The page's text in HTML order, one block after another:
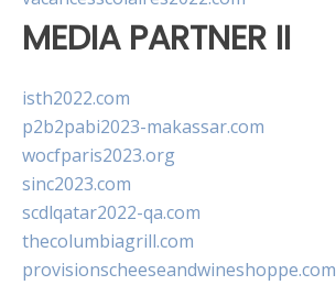
MEDIA PARTNER II
isth2022.com
p2b2pabi2023-makassar.com
wocfparis2023.org
sinc2023.com
scdlqatar2022-qa.com
thecolumbiagrill.com
provisionscheeseandwineshoppe.com